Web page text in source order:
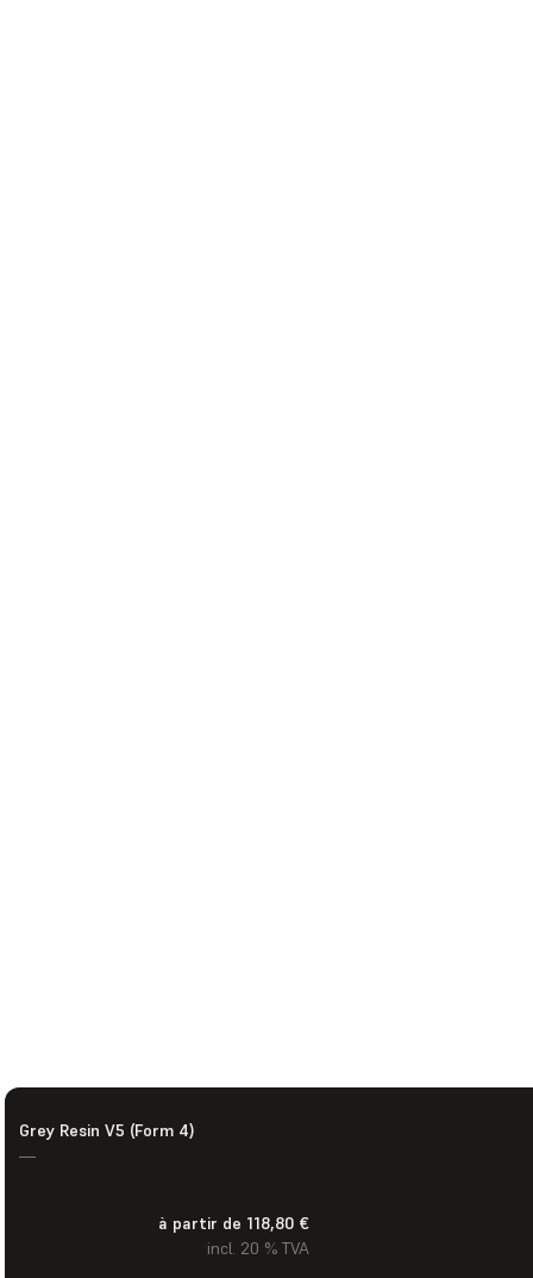
Grey Resin V5 (Form 4)
—
à partir de 118,80 €
incl. 20 % TVA